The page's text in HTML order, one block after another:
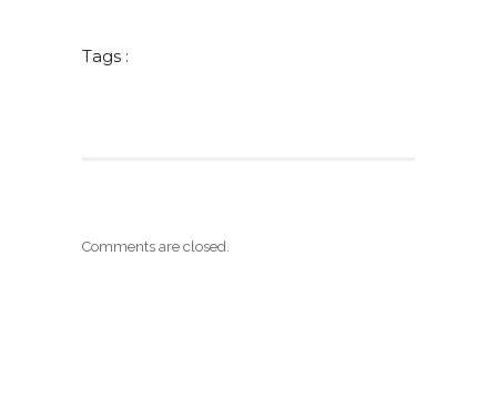
Tags :
Comments are closed.